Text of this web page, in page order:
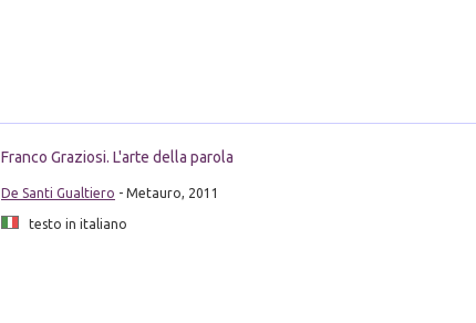
Franco Graziosi. L'arte della parola
De Santi Gualtiero - Metauro, 2011
testo in italiano